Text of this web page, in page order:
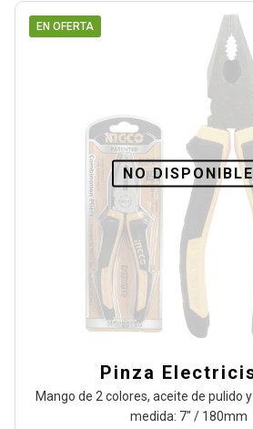
EN OFERTA
NO DISPONIBLE
Pinza
Mango de 2 colores, aceite de pulido
medida: 7″ / 180mm